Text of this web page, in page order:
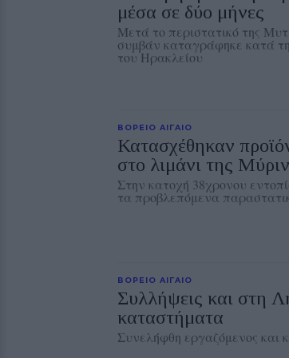
μέσα σε δύο μήνες
Μετά το περιστατικό της
συμβάν καταγράφηκε κατά
του Ηρακλείου
ΒΟΡΕΙΟ ΑΙΓΑΙΟ
Κατασχέθηκαν
στο λιμάνι της
Στην κατοχή 38χρονου
τα προβλεπόμενα
ΒΟΡΕΙΟ ΑΙΓΑΙΟ
Συλλήψεις και στη
καταστήματα
Συνελήφθη εργαζόμενος και